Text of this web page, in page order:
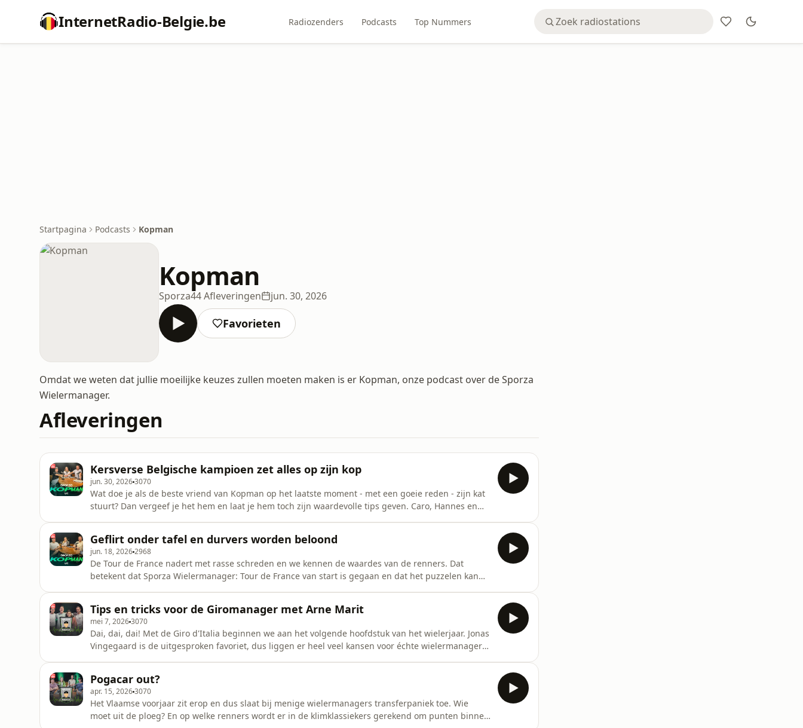
InternetRadio-Belgie.be Radiozenders Podcasts Top Nummers
Startpagina Podcasts Kopman
Kopman
Sporza44 Afleveringen jun. 30, 2026
Favorieten
Omdat we weten dat jullie moeilijke keuzes zullen moeten maken is er Kopman, onze podcast over de Sporza
Wielermanager.
Afleveringen
Kersverse Belgische kampioen zet alles op zijn kop
jun. 30, 20263070
Wat doe je als de beste vriend van Kopman op het laatste moment - met een goeie reden - zijn kat
stuurt? Dan vergeef je het hem en laat je hem toch zijn waardevolle tips geven. Caro, Hannes en
Sporza Wielermanag
Geflirt onder tafel en durvers worden beloond
jun. 18, 20262968
De Tour de France nadert met rasse schreden en we kennen de waardes van de renners. Dat
betekent dat Sporza Wielermanager: Tour de France van start is gegaan en dat het puzzelen kan
Tips en tricks voor de Giromanager met Arne Marit
mei 7, 20263070
Dai, dai, dai! Met de Giro d'Italia beginnen we aan het volgende hoofdstuk van het wielerjaar. Jonas
Vingegaard is de uitgesproken favoriet, dus liggen er heel veel kansen voor échte wielermanagers
verrassingen.
Pogacar out?
apr. 15, 20263070
Het Vlaamse voorjaar zit erop en dus slaat bij menige wielermanagers transferpaniek toe. Wie
moet uit de ploeg? En op welke renners wordt er in de klimklassiekers gerekend om punten binnen